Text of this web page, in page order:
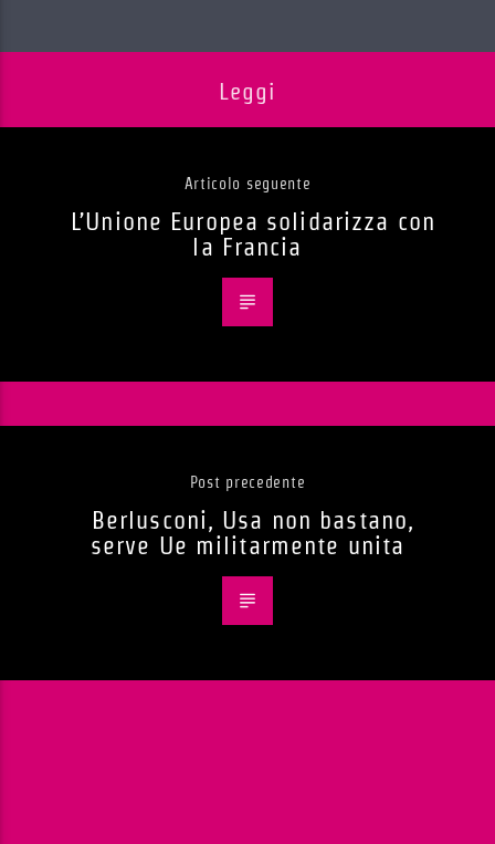
Leggi
Articolo seguente
L’Unione Europea solidarizza con
la Francia
Post precedente
Berlusconi, Usa non bastano,
serve Ue militarmente unita